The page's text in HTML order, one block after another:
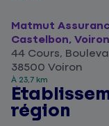
Matmut
Castelbon, Voiron
44 Cours,
38500 Voiron
À 23,7 km
région